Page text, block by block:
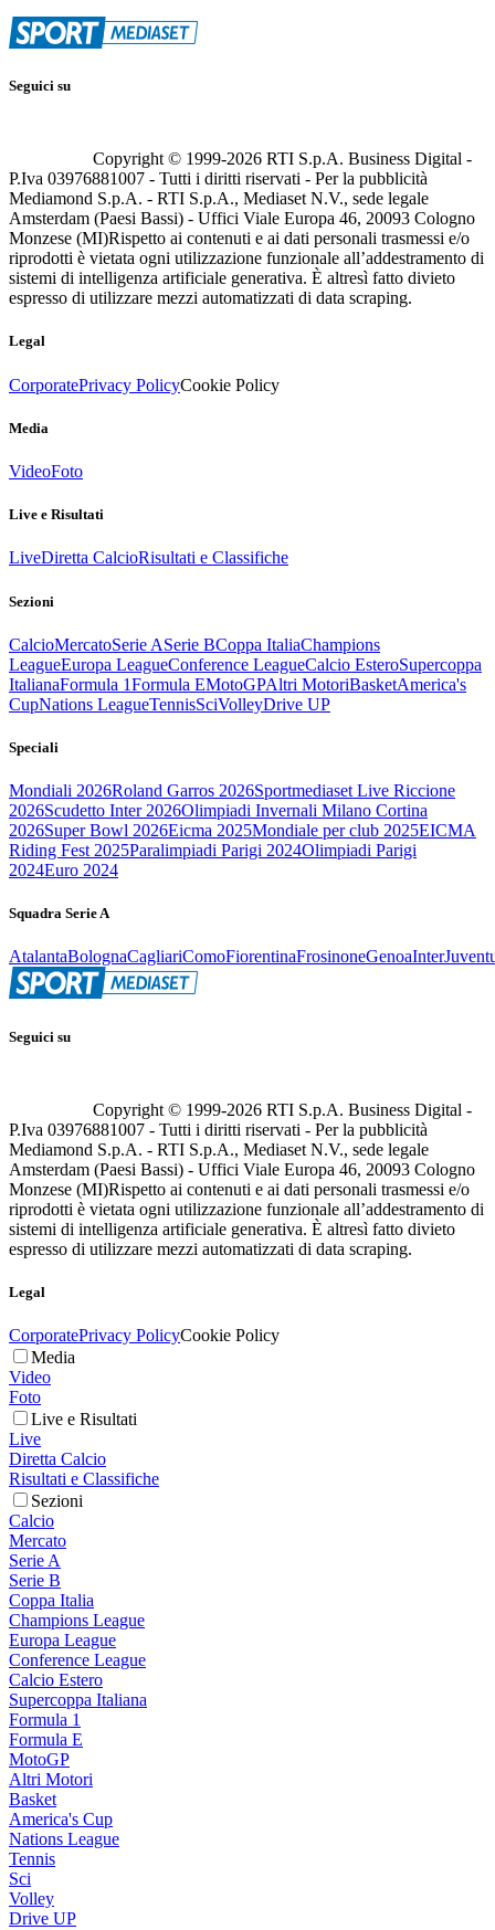
Seguici su
Copyright © 1999-2026 RTI S.p.A. Business Digital -
P.Iva 03976881007 - Tutti i diritti riservati - Per la pubblicità
Mediamond S.p.A. - RTI S.p.A., Mediaset N.V., sede legale
Amsterdam (Paesi Bassi) - Uffici Viale Europa 46, 20093 Cologno
Monzese (MI)Rispetto ai contenuti e ai dati personali trasmessi e/o
riprodotti è vietata ogni utilizzazione funzionale all’addestramento di
sistemi di intelligenza artificiale generativa. È altresì fatto divieto
espresso di utilizzare mezzi automatizzati di data scraping.
Legal
CorporatePrivacy PolicyCookie Policy
Media
VideoFoto
Live e Risultati
LiveDiretta CalcioRisultati e Classifiche
Sezioni
CalcioMercatoSerie ASerie BCoppa ItaliaChampions
LeagueEuropa LeagueConference LeagueCalcio EsteroSupercoppa
ItalianaFormula 1Formula EMotoGPAltri MotoriBasketAmerica's
CupNations LeagueTennisSciVolleyDrive UP
Speciali
Mondiali 2026Roland Garros 2026Sportmediaset Live Riccione
2026Scudetto Inter 2026Olimpiadi Invernali Milano Cortina
2026Super Bowl 2026Eicma 2025Mondiale per club 2025EICMA
Riding Fest 2025Paralimpiadi Parigi 2024Olimpiadi Parigi
2024Euro 2024
Squadra Serie A
AtalantaBolognaCagliariComoFiorentinaFrosinoneGenoaInter
Seguici su
Copyright © 1999-2026 RTI S.p.A. Business Digital -
P.Iva 03976881007 - Tutti i diritti riservati - Per la pubblicità
Mediamond S.p.A. - RTI S.p.A., Mediaset N.V., sede legale
Amsterdam (Paesi Bassi) - Uffici Viale Europa 46, 20093 Cologno
Monzese (MI)Rispetto ai contenuti e ai dati personali trasmessi e/o
riprodotti è vietata ogni utilizzazione funzionale all’addestramento di
sistemi di intelligenza artificiale generativa. È altresì fatto divieto
espresso di utilizzare mezzi automatizzati di data scraping.
Legal
CorporatePrivacy PolicyCookie Policy
Media
Video
Foto
Live e Risultati
Live
Diretta Calcio
Risultati e Classifiche
Sezioni
Calcio
Mercato
Serie A
Serie B
Coppa Italia
Champions League
Europa League
Conference League
Calcio Estero
Supercoppa Italiana
Formula 1
Formula E
MotoGP
Altri Motori
Basket
America's Cup
Nations League
Tennis
Sci
Volley
Drive UP